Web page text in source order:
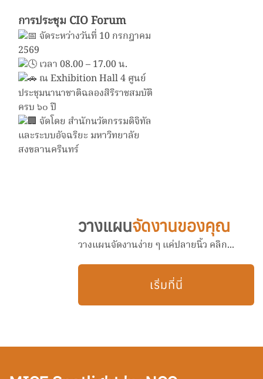
การประชุม CIO Forum
จัดระหว่างวันที่ 10 กรกฎาคม
2569
เวลา 08.00 – 17.00 น.
ณ Exhibition Hall 4 ศูนย์
ประชุมนานาชาติฉลองสิริราชสมบัติ
ครบ ๖๐ ปี
จัดโดย สำนักนวัตกรรมดิจิทัล
และระบบอัจฉริยะ มหาวิทยาลัย
สงขลานครินทร์
วางแผนจัดงานของคุณ
วางแผนจัดงานง่าย ๆ แค่ปลายนิ้ว คลิก...
เริ่มที่นี่